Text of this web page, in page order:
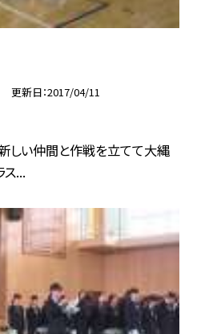
更新日 2017/04/11
しい仲間と作戦を立てて大縄
ス...